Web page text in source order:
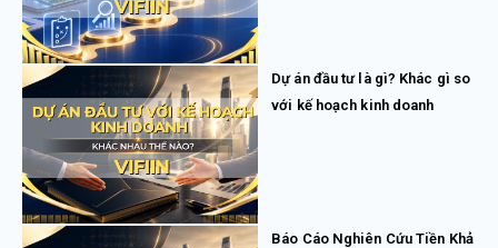
Dự án đầu tư là gì? Khác gì so
với kế hoạch kinh doanh
Báo Cáo Nghiên Cứu Tiền Khả